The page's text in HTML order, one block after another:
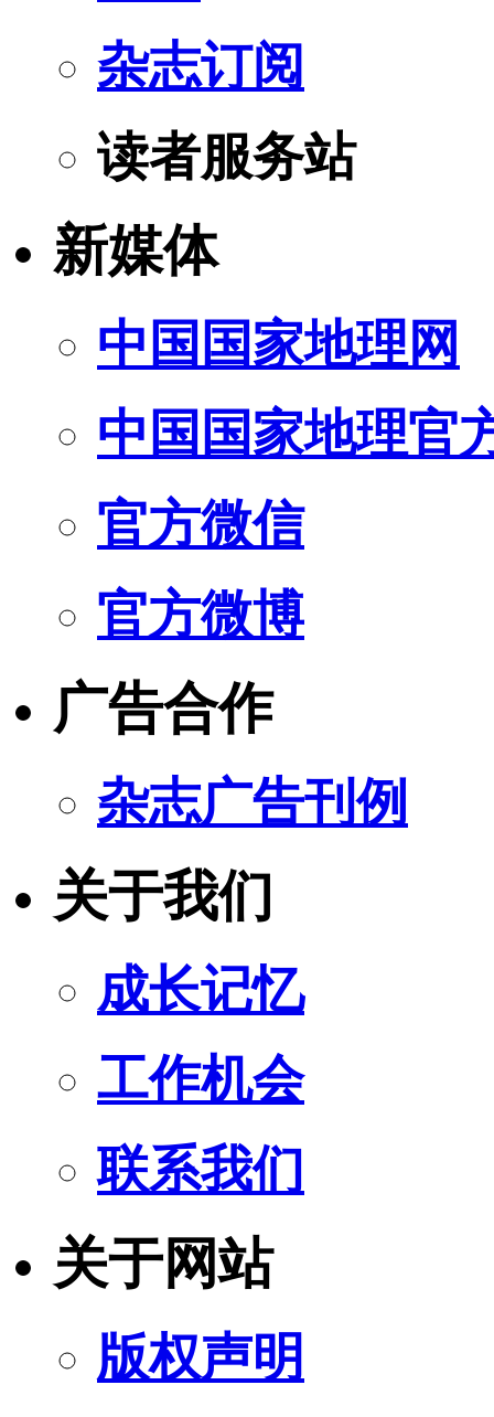
杂志订阅
读者服务站
新媒体
中国国家地理网
中国国家地理官
官方微信
官方微博
广告合作
杂志广告刊例
关于我们
成长记忆
工作机会
联系我们
关于网站
版权声明